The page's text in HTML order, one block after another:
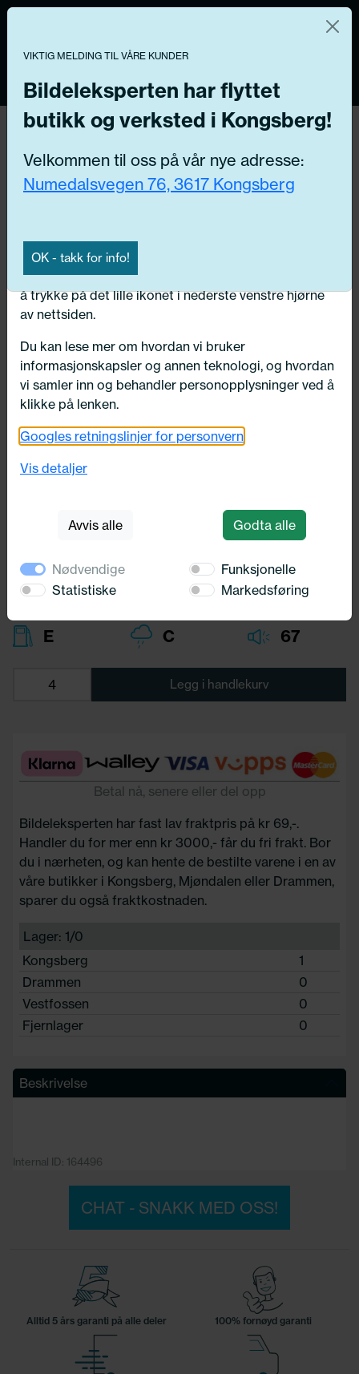
Tilbake
Diameter:
16,00
Lasteindex:
E C 67
Legg i handlekurv
Betal nå, senere eller del opp
Bildeleksperten har fast lav fraktpris på kr 69,-.
Handler du for mer enn kr 3000,- får du fri frakt. Bor
du i nærheten, og kan hente de bestilte varene i en av
våre butikker i Kongsberg, Mjøndalen eller Drammen,
sparer du også fraktkostnaden.
Lager: 1/0
Kongsberg
1
Drammen
0
Vestfossen
0
Fjernlager
0
Beskrivelse
Internal ID: 164496
CHAT - SNAKK MED OSS!
Alltid 5 års garanti på alle deler 100% fornøyd garanti
Vi og våre forretningspartnere bruker teknologier,
inkludert informasjonskapsler/«cookies» til å samle
informasjon om deg for forskjellige formål, inkludert:
Funksjonelle, Statistiske, Markedsføring
Ved å trykke «Godta» gir du din tillatelse til alle disse
formålene. Du kan også velge formålet du vil
innstillingene».
Du kan trekke tilbake samtykket ditt til enhver tid ved
å trykke på det lille ikonet i nederste venstre hjørne
av nettsiden.
Du kan lese mer om hvordan vi bruker
informasjonskapsler og annen teknologi, og hvordan
vi samler inn og behandler personopplysninger ved å
klikke på lenken.
Googles retningslinjer for personvern
Vis detaljer
Avvis alle Godta alle
Nødvendige
Funksjonelle
Statistiske
Markedsføring
VIKTIG MELDING TIL VÅRE KUNDER
Bildeleksperten har flyttet
butikk og verksted i Kongsberg!
Velkommen til oss på vår nye adresse:
Numedalsvegen 76, 3617 Kongsberg
OK - takk for info!